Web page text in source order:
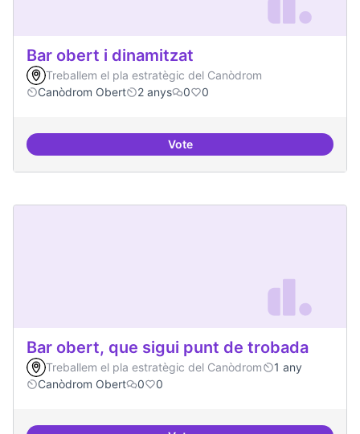
Bar obert i dinamitzat
Treballem el pla estratègic del Canòdrom
Canòdrom Obert
2 anys 0 0
VoteBar obert i dinamitzat
Bar obert, que sigui punt de trobada
Treballem el pla estratègic del Canòdrom
1 any
Canòdrom Obert
0 0